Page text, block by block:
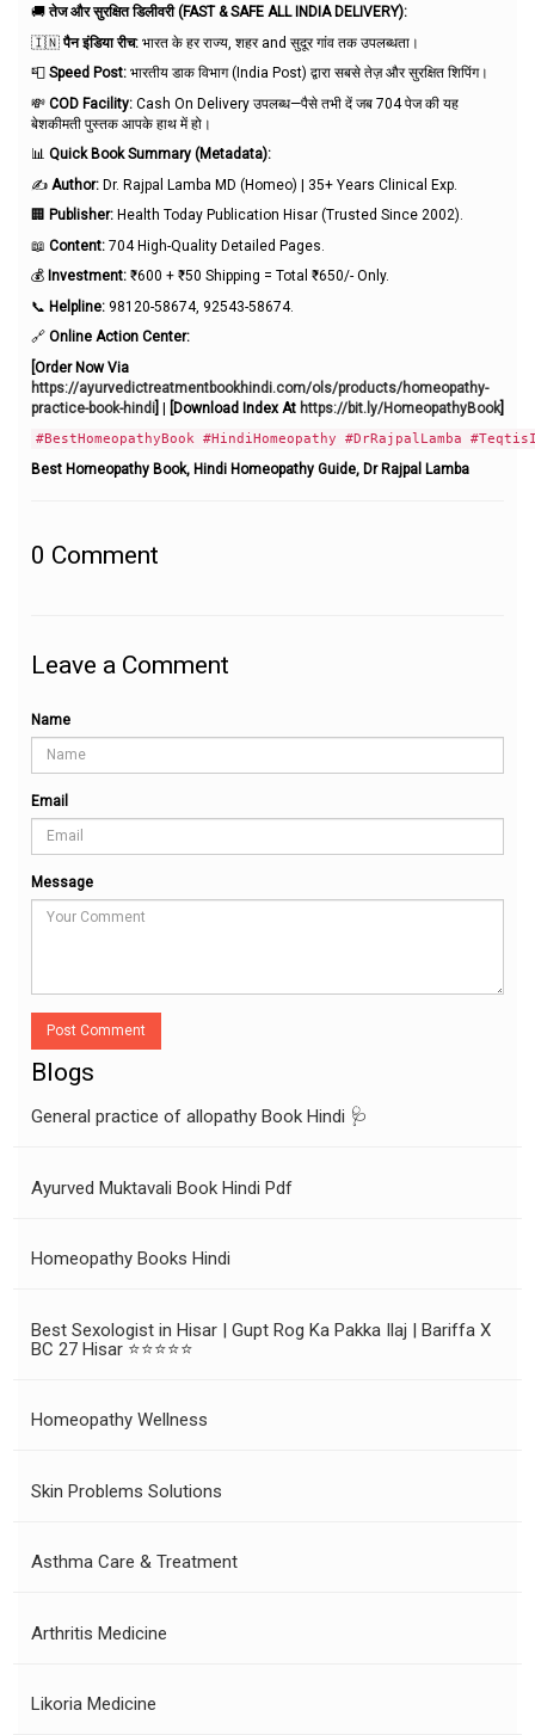
🚚तेज और सुरक्षित डिलीवरी (FAST & SAFE ALL INDIA DELIVERY):
🇮🇳पैन इंडिया रीच: भारत के हर राज्य, शहर and सुदूर गांव तक उपलब्धता।
📮 Speed Post: भारतीय डाक विभाग (India Post) द्वारा सबसे तेज़ और सुरक्षित शिपिंग।
💸 COD Facility: Cash On Delivery उपलब्ध—पैसे तभी दें जब 704 पेज की यह
बेशकीमती पुस्तक आपके हाथ में हो।
📊 Quick Book Summary (Metadata):
✍️ Author: Dr. Rajpal Lamba MD (Homeo) | 35+ Years Clinical Exp.
🏢 Publisher: Health Today Publication Hisar (Trusted Since 2002).
📖 Content: 704 High-Quality Detailed Pages.
💰 Investment: ₹600 + ₹50 Shipping = Total ₹650/- Only.
📞 Helpline: 98120-58674, 92543-58674.
🔗 Online Action Center:
[Order Now Via
https://ayurvedictreatmentbookhindi.com/ols/products/homeopathy-
practice-book-hindi | [Download Index At https://bit.ly/HomeopathyBook]
#BestHomeopathyBook #HindiHomeopathy #DrRajpalLamba
Best Homeopathy Book, Hindi Homeopathy Guide, Dr Rajpal Lamba
0 Comment
Leave a Comment
Name
Email
Message
Post Comment
Blogs
General practice of allopathy Book Hindi 🩺
Ayurved Muktavali Book Hindi Pdf
Homeopathy Books Hindi
Best Sexologist in Hisar | Gupt Rog Ka Pakka Ilaj | Bariffa X
BC 27 Hisar ⭐⭐⭐⭐⭐
Homeopathy Wellness
Skin Problems Solutions
Asthma Care & Treatment
Arthritis Medicine
Likoria Medicine